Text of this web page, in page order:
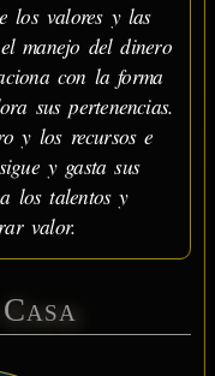
los valores y las
manejo del dinero
con la forma
sus pertenencias.
y los recursos e
y gasta sus
los talentos y
valor.